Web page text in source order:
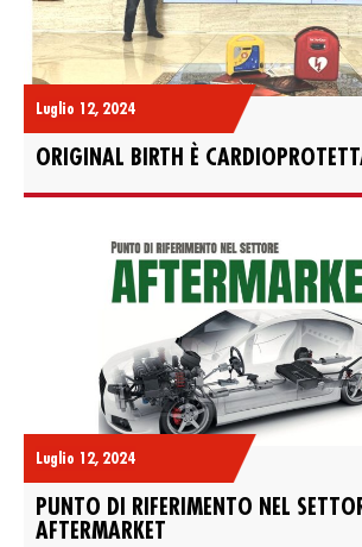
Luglio 12, 2024
ORIGINAL BIRTH È
Luglio 12, 2024
PUNTO DI RIFERIMENTO NEL
AFTERMARKET